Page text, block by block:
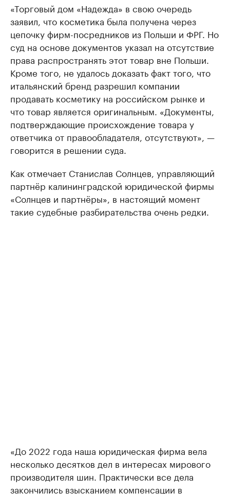
«Торговый дом «Надежда» в свою очередь
заявил, что косметика была получена через
цепочку фирм-посредников из Польши и ФРГ. Но
суд на основе документов указал на отсутствие
права распространять этот товар вне Польши.
Кроме того, не удалось доказать факт того, что
итальянский бренд разрешил компании
продавать косметику на российском рынке и
что товар является оригинальным. «Документы,
подтверждающие происхождение товара у
ответчика от правообладателя, отсутствуют», —
говорится в решении суда.
Как отмечает Станислав Солнцев, управляющий
партнёр калининградской юридической фирмы
«Солнцев и партнёры», в настоящий момент
такие судебные разбирательства очень редки.
«До 2022 года наша юридическая фирма вела
несколько десятков дел в интересах мирового
производителя шин. Практически все дела
закончились взысканием компенсации в